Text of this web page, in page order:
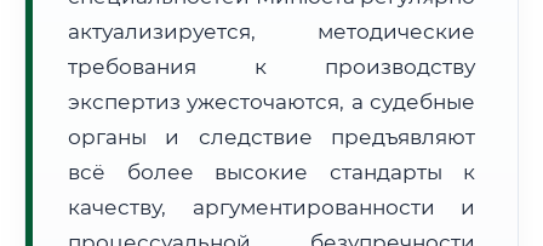
актуализируется, методические
требования к производству
экспертиз ужесточаются, а судебные
органы и следствие предъявляют
всё более высокие стандарты к
качеству, аргументированности и